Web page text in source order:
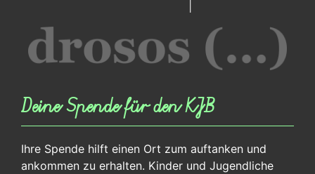
Deine Spende für den KJB
Ihre Spende hilft einen Ort zum auftanken und
ankommen zu erhalten. Kinder und Jugendliche